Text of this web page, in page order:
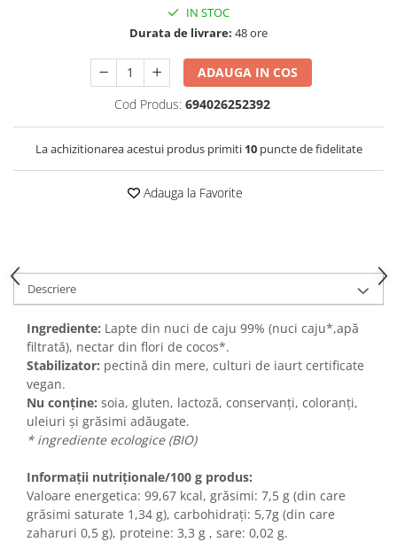
IN STOC
Durata de livrare: 48 ore
ADAUGA IN COS
Cod Produs: 694026252392
La achizitionarea acestui produs primiti 10puncte de fidelitate
Adauga la Favorite
Descriere
Ingrediente: Lapte din nuci de caju 99% (nuci caju*,apă
filtrată), nectar din flori de cocos*.
Stabilizator: pectină din mere, culturi de iaurt certificate
vegan.
Nu conține: soia, gluten, lactoză, conservanți, coloranți,
uleiuri și grăsimi adăugate.
* ingrediente ecologice (BIO)
Informații nutriționale/100 g produs:
Valoare energetica: 99,67 kcal, grăsimi: 7,5 g (din care
grăsimi saturate 1,34 g), carbohidrați: 5,7g (din care
zaharuri 0,5 g), proteine: 3,3 g , sare: 0,02 g.